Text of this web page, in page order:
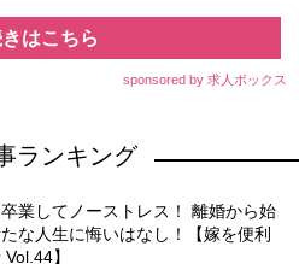
はこちら
sponsored by 求人ボックス
ランキング
業してノーストレス！ 離婚から始
な人生に悔いはなし！【嫁を便利
】